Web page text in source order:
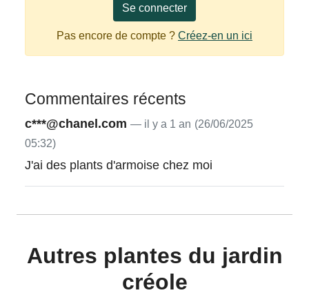
Se connecter
Pas encore de compte ? Créez-en un ici
Commentaires récents
c***@chanel.com — il y a 1 an (26/06/2025
05:32)
J'ai des plants d'armoise chez moi
Autres plantes du jardin
créole